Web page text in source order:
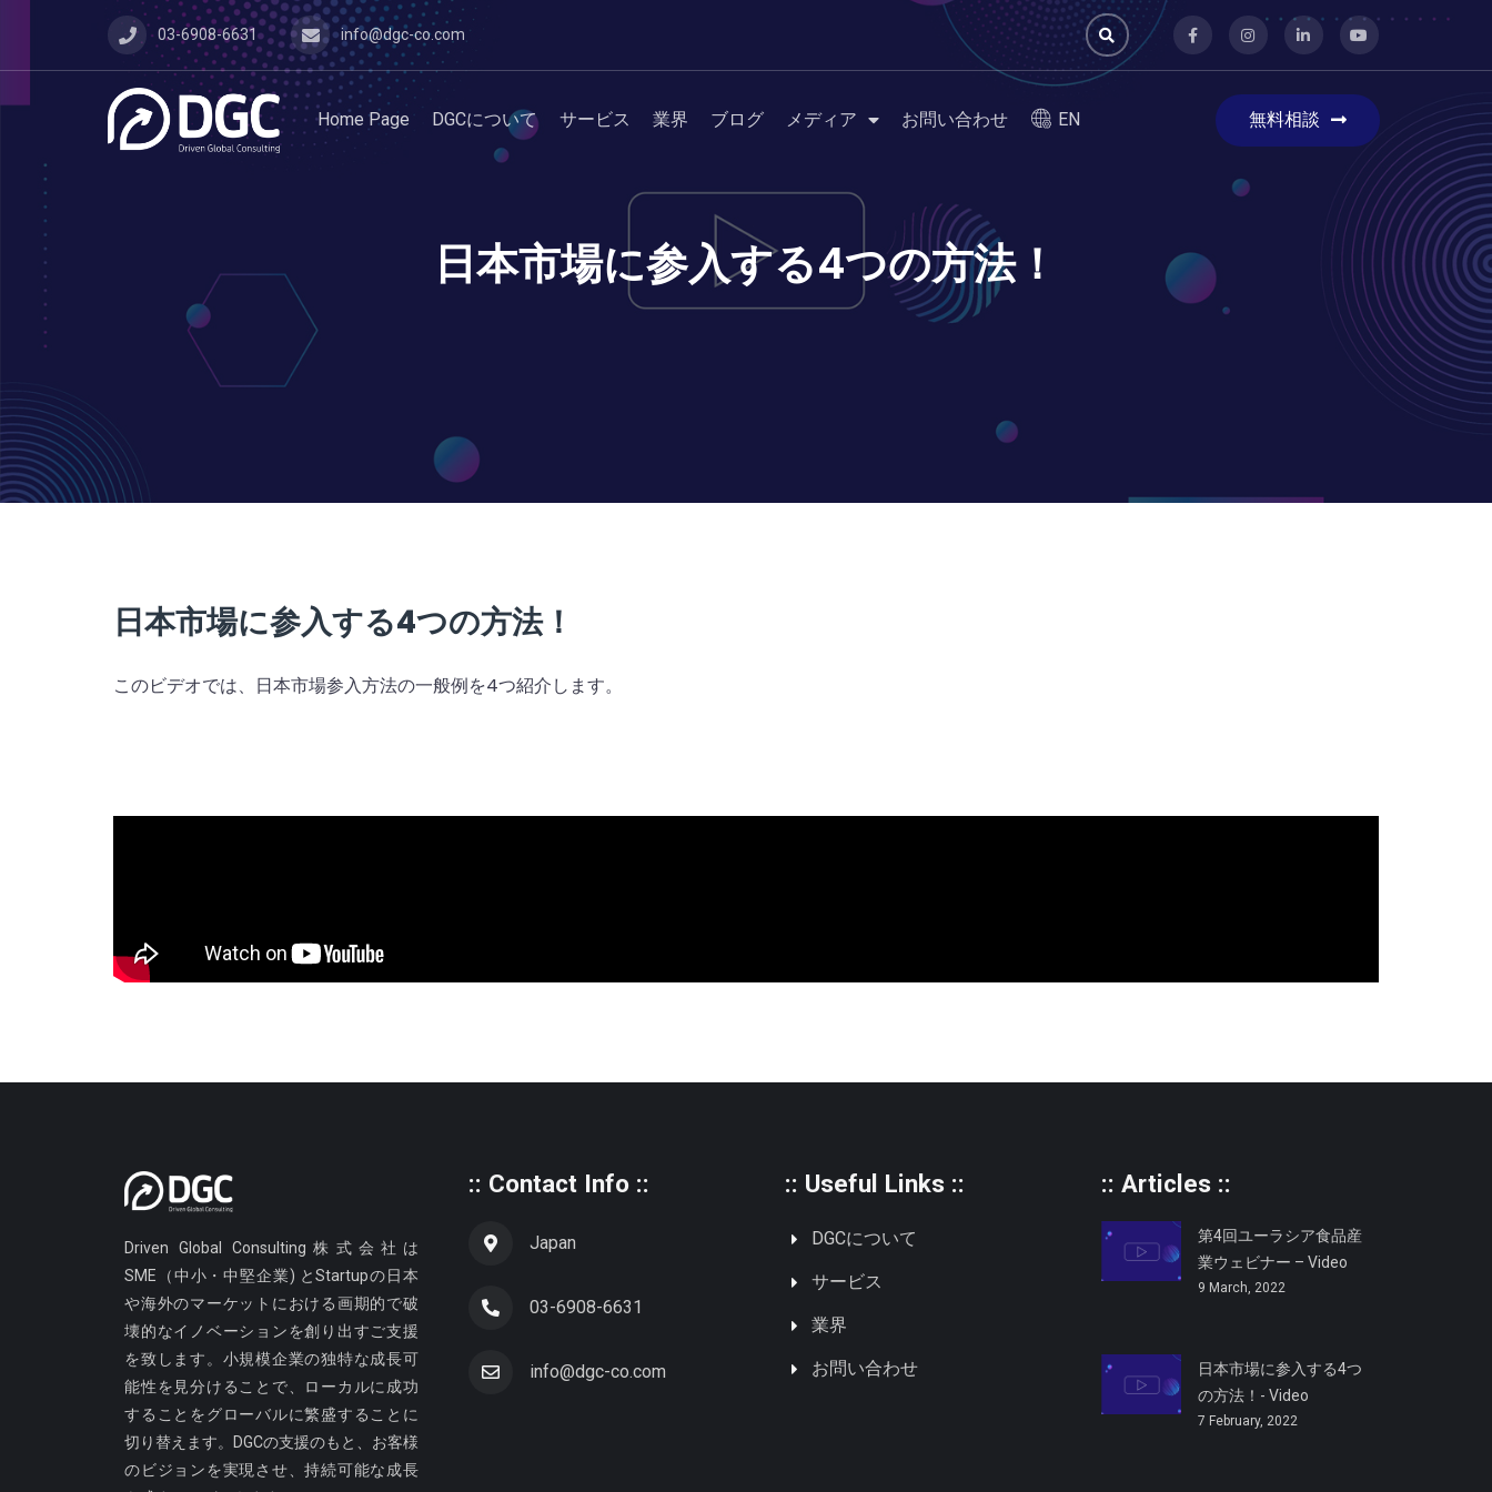
03-6908-6631 info@dgc-co.com
Home Page DGCについて サービス 業界 ブログ メディア お問い合わせ EN 無料相談
日本市場に参入する4つの方法！
日本市場に参入する4つの方法！
このビデオでは、日本市場参入方法の一般例を4つ紹介します。
Driven Global Consulting株式会社は
SME（中小・中堅企業) とStartupの日本
や海外のマーケットにおける画期的で破
壊的なイノベーションを創り出すご支援
を致します。小規模企業の独特な成長可
能性を見分けることで、ローカルに成功
することをグローバルに繁盛することに
切り替えます。DGCの支援のもと、お客様
のビジョンを実現させ、持続可能な成長
:: Contact Info ::
Japan
03-6908-6631
info@dgc-co.com
:: Useful Links ::
DGCについて
サービス
業界
お問い合わせ
:: Articles ::
第4回ユーラシア食品産
業ウェビナー – Video
9 March, 2022
日本市場に参入する4つ
の方法！- Video
7 February, 2022